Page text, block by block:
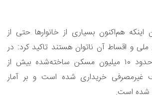
هم‌اکنون بسیاری از خانوار‌ها حتی از
و اقساط آن ناتوان هستند تاکید کرد: در
۱۵ سال گذشته از حدود ۱۰ میلیون مسکن ساخته‌شده بیش از
غیر‌مصرفی خریداری شده است و بر آمار
شده است.